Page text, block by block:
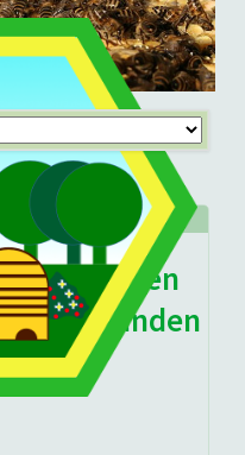
Baurahmen
Urkunden